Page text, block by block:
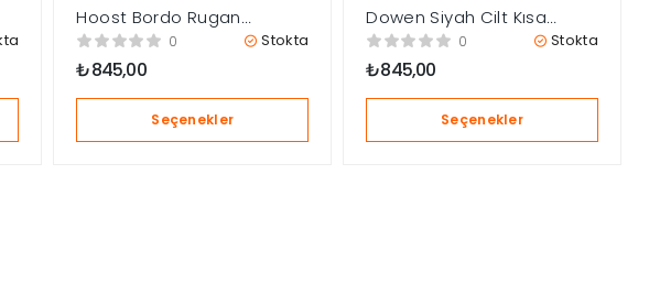
Hoost Bordo Rugan
Topuklu Ayakkabı
0 Stokta
₺845,00
Seçenekler
Dowen Siyah Cilt Kısa
Topuklu Ayakkabı
0 Stokta
₺845,00
Seçenekler